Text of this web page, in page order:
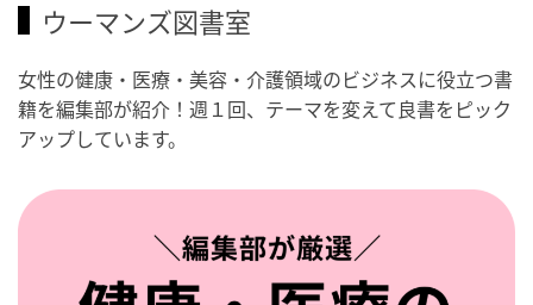
ウーマンズ図書室
女性の健康・医療・美容・介護領域のビジネスに役立つ書
籍を編集部が紹介！週１回、テーマを変えて良書をピック
アップしています。